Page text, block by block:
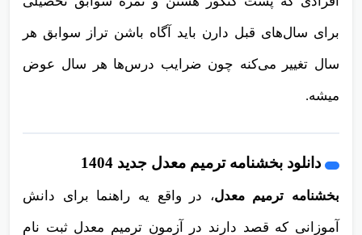
برای سال‌های قبل دارن باید آگاه باشن تراز سوابق هر
سال تغییر می‌کنه چون ضرایب درس‌ها هر سال عوض
میشه.
دانلود بخشنامه ترمیم معدل جدید 1404
بخشنامه ترمیم معدل، در واقع یه راهنما برای دانش
آموزانی که قصد دارند در آزمون ترمیم معدل ثبت نام